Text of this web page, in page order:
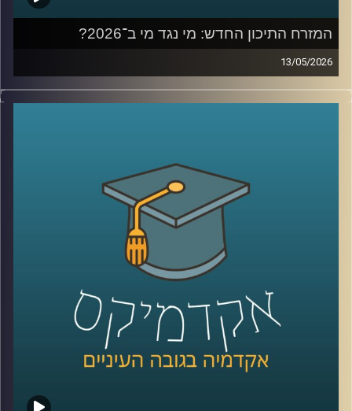
המזרח התיכון החדש: מי נגד מי ב־2026?
13/05/2026
לפני כמה שנים, רוב האנשים עוד הצליחו להבין פחות או יותר
מי נגד מי במזרח התיכון.
החות’ים, רוסיה, הסכמים, איומים, מלחמה רב־זירתית… ובין כל
הכותרות, הרבה אנשים פשוט איבדו את התמונה הגדולה.
אז בפרק הזה רצינו לעצור רגע ולעשות סדר.
להבין מה באמת קורה באזור שלנו, מה השתנה מאז השבעה
באוקטובר, ואיך נראית היום המפה האסטרטגית של המזרח
איתנו היום ד”ר שי הר-צבי, מרצה וחוקר בכיר במכון למדיניות
ואסטרטגיה ב־אוניברסיטת רייכמן, ולשעבר מנכ”ל בפועל של
המשרד לנושאים אסטרטגיים וראש זירה בחטיבת המחקר